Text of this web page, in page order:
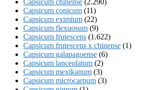
Capsicum conicum (11)
Capsicum eximium (22)
Capsicum flexuosum (9)
Capsicum frutescens (1.622)
Capsicum frutescens x chinense (1)
Capsicum galapagoense (6)
Capsicum lanceolatum (2)
Capsicum mexikanum (3)
Capsicum microcarpum (3)